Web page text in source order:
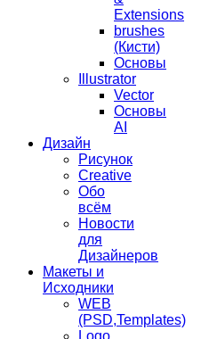
Extensions
brushes
(Кисти)
Основы
Illustrator
Vector
Основы
AI
Дизайн
Рисунок
Creative
Обо
всём
Новости
для
Дизайнеров
Макеты и
Исходники
WEB
(PSD,Templates)
Logo